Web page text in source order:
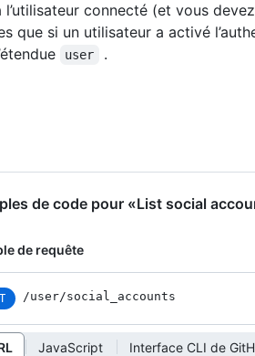
connecté (et vous
si un utilisateur a activé
user .
de code pour «List social
de requête
/user/social_accounts
JavaScript Interface CLI de